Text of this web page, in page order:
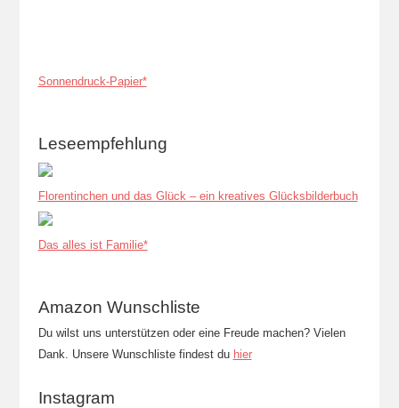
Sonnendruck-Papier*
Leseempfehlung
Florentinchen und das Glück – ein kreatives Glücksbilderbuch
Das alles ist Familie*
Amazon Wunschliste
Du wilst uns unterstützen oder eine Freude machen? Vielen
Dank. Unsere Wunschliste findest du hier
Instagram